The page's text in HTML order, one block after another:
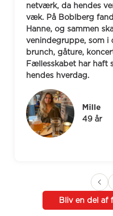
da hendes veninder
På Boblberg fandt hun en
og sammen skabte de en
som i dag
gåture, koncerter og
har haft stor
hverdag.
Mille
49 år
Bliv en del af